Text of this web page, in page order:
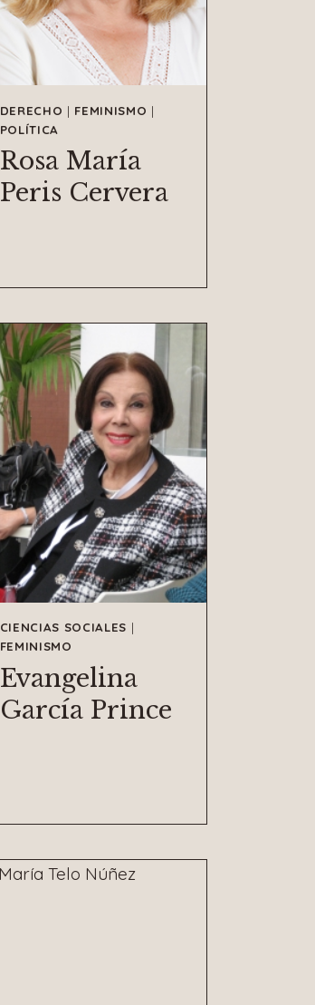
DERECHO | FEMINISMO |
POLÍTICA
Rosa María
Peris Cervera
CIENCIAS SOCIALES |
FEMINISMO
Evangelina
García Prince